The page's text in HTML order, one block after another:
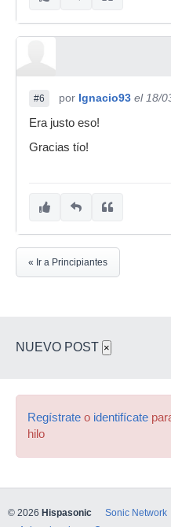
#6 por Ignacio93 el 18/
Era justo eso!
Gracias tío!
« Ir a Principiantes
NUEVO POST ×
Regístrate o identifícate
hilo
© 2026 Hispasonic Sonic Network